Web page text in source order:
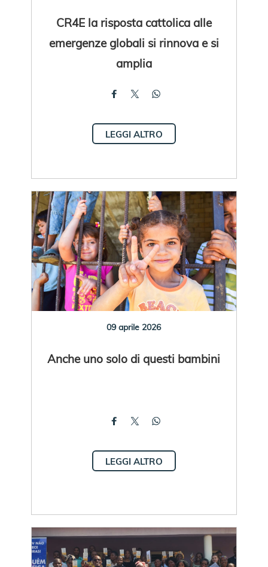
CR4E la risposta cattolica alle
emergenze globali si rinnova e si
amplia
LEGGI ALTRO
09 aprile 2026
Anche uno solo di questi bambini
LEGGI ALTRO